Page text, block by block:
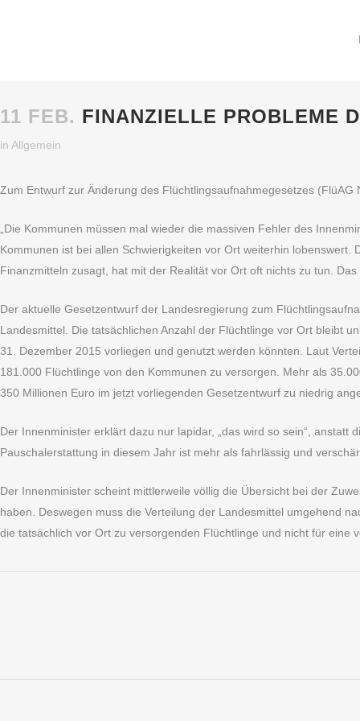
11 FEB. FINANZIELLE PROBLEME
in Allgemein
Zum Entwurf zur Änderung des Flüchtlingsaufnahmegesetzes
„Die Kommunen müssen mal wieder die massiven Fehler des
Kommunen ist bei allen Schwierigkeiten vor Ort weiterhin
Finanzmitteln zusagt, hat mit der Realität vor Ort oft nichts zu tun.
Der aktuelle Gesetzentwurf der Landesregierung zum
Landesmittel. Die tatsächlichen Anzahl der Flüchtlinge vor Ort bleibt
31. Dezember 2015 vorliegen und genutzt werden könnten. Laut
181.000 Flüchtlinge von den Kommunen zu versorgen. Mehr als
350 Millionen Euro im jetzt vorliegenden Gesetzentwurf zu niedrig
Der Innenminister erklärt dazu nur lapidar, „das wird so sein“,
Pauschalerstattung in diesem Jahr ist mehr als fahrlässig und
Der Innenminister scheint mittlerweile völlig die Übersicht bei der
haben. Deswegen muss die Verteilung der Landesmittel umgehend
die tatsächlich vor Ort zu versorgenden Flüchtlinge und nicht für eine